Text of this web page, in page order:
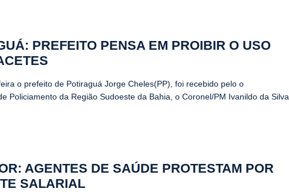
PREFEITO PENSA EM PROIBIR O USO
o prefeito de Potiraguá Jorge Cheles(PP), foi recebido pelo o
Policiamento da Região Sudoeste da Bahia, o Coronel/PM Ivanildo da Silva.
AGENTES DE SAÚDE PROTESTAM POR
SALARIAL